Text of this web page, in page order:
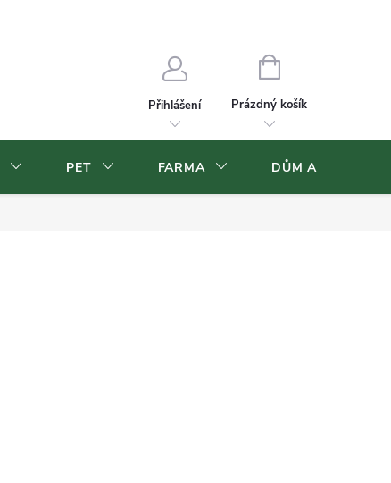
Přihlášení
NÁKUPNÍ
Prázdný košík
PET FARMA DŮM A ZAHRADA